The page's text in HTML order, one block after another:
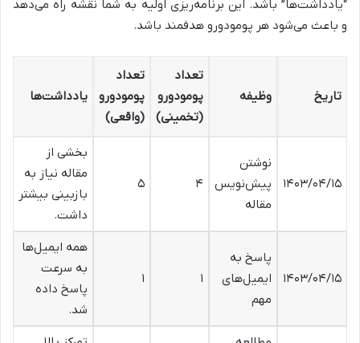
“یادداشت‌ها” باشد. این برنامه‌ریزی اولیه به شما نقشه راه می‌دهد
و باعث می‌شود هر پومودورو هدفمند باشد.
تاریخ وظیفه
تعداد
پومودورو
(تخمینی)
تعداد
پومودورو
(واقعی)
یادداشت‌ها
۱۴۰۳/۰۴/۱۵
نوشتن
پیش‌نویس
مقاله
۴ ۵
بخشی از
مقاله نیاز به
بازبینی بیشتر
داشت.
۱۴۰۳/۰۴/۱۵
پاسخ به
ایمیل‌های
مهم
۱ ۱
همه ایمیل‌ها
به سرعت
پاسخ داده
شد.